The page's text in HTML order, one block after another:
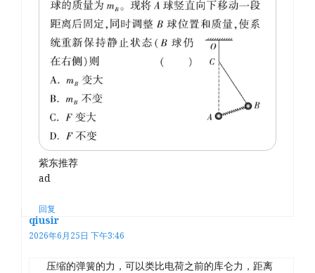
紫东推荐
ad
回复
qiusir
2026年6月25日 下午3:46
压缩的弹簧的力，可以类比电荷之前的库仑力，距离